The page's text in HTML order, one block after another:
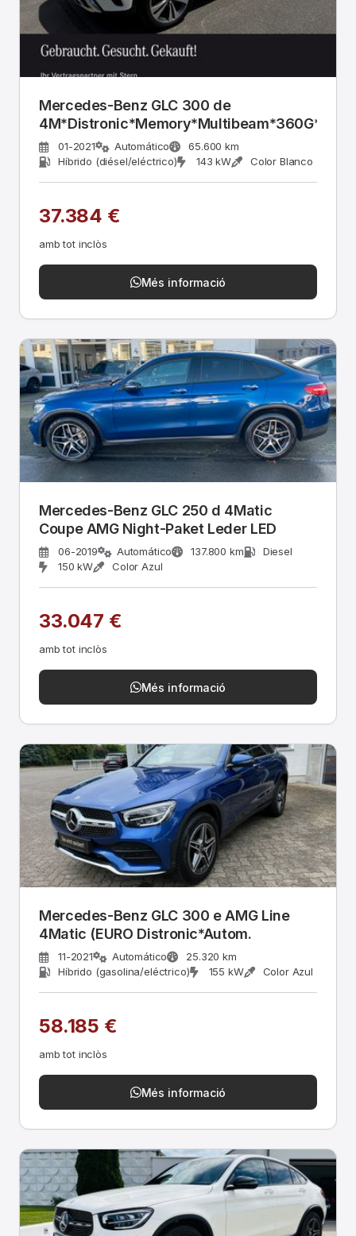
Mercedes-Benz GLC 300 de
4M*Distronic*Memory*Multibeam*360G*
01-2021 Automático
65.600 km
Híbrido (diésel/eléctrico)
143 kW Color Blanco
37.384 €
amb tot inclòs
Més informació
Mercedes-Benz GLC 250 d 4Matic
Coupe AMG Night-Paket Leder LED
06-2019 Automático 137.800 km
Diesel
150 kW
Color Azul
33.047 €
amb tot inclòs
Més informació
Mercedes-Benz GLC 300 e AMG Line
4Matic (EURO Distronic*Autom.
11-2021 Automático
25.320 km
Híbrido (gasolina/eléctrico)
155 kW Color Azul
58.185 €
amb tot inclòs
Més informació